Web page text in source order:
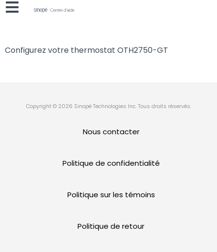
Configurez votre thermostat OTH2750-GT
Copyright © 2026 Sinopé Technologies Inc. Tous droits réservés.
Nous contacter
Politique de confidentialité
Politique sur les témoins
Politique de retour